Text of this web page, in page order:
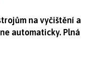
na vyčištění a
automaticky. Plná